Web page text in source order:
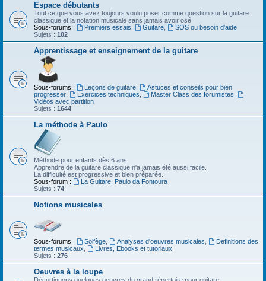
Espace débutants
Tout ce que vous avez toujours voulu poser comme question sur la guitare
classique et la notation musicale sans jamais avoir osé
Sous-forums :
Premiers essais Guitare,
SOS ou besoin d'aide
Sujets : 102
Apprentissage et enseignement de la guitare
Sous-forums : Leçons de guitare,
Astuces et conseils pour bien
progresser
Exercices techniques Master Class des forumistes
Vidéos avec partition
Sujets : 1644
La méthode à Paulo
Méthode pour enfants dès 6 ans.
Apprendre de la guitare classique n'a jamais été aussi facile.
La difficulté est progressive et bien préparée.
Sous-forum :
La Guitare, Paulo da Fontoura
Sujets : 74
Notions musicales
Sous-forums : Solfège, Analyses d'oeuvres musicales
Definitions des
termes musicaux
Livres, Ebooks et tutoriaux
Sujets : 276
Oeuvres à la loupe